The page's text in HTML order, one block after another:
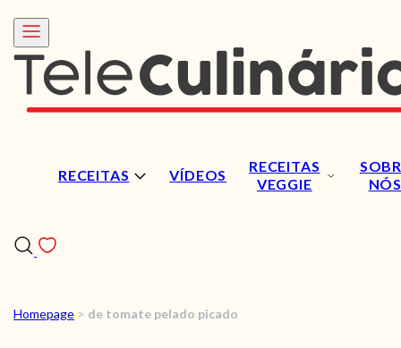
RECEITAS VÍDEOS
RECEITAS
VEGGIE
NÓS
RECEITAS
Homepage > de tomate pelado picado